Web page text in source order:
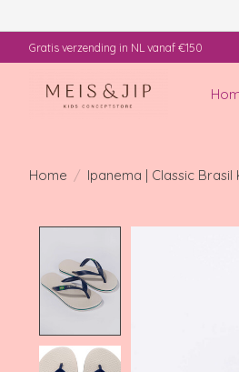
Gratis verzending in NL vanaf €150
Home / Ipanema | Classic